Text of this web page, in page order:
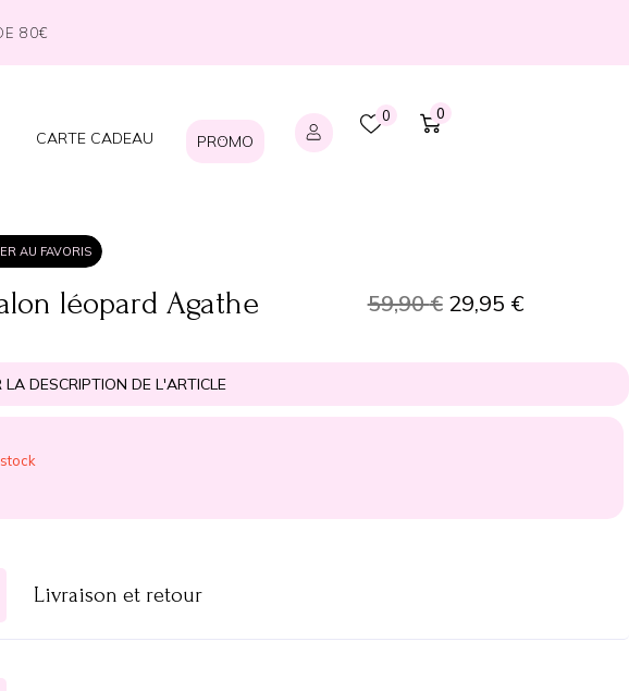
80€
CARTE CADEAU PROMO
···
0 0
AU FAVORIS
léopard Agathe 59,90€ 29,95 €
LA DESCRIPTION DE L'ARTICLE
Livraison et retour